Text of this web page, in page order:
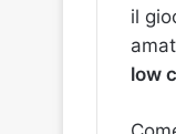
il
low